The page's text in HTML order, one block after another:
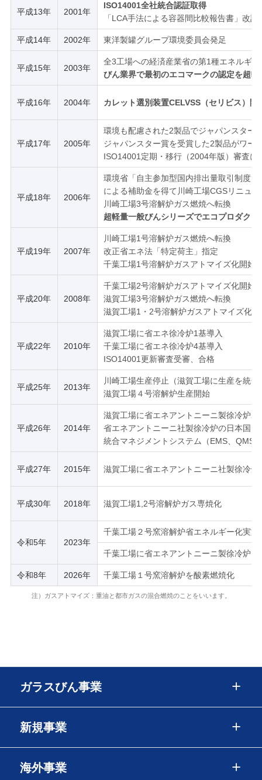
平成13年 2001年
ISO14001全社統合認証取得
「LCA手法による容器間比較報告書」改
平成14年 2002年 東洋製罐グループ環境委員会発足
平成15年 2003年
全3工場への経済産業省の第1種エネルギ
びん業界で最初のエコマークの認定を超
平成16年 2004年 カレット選別装置CELVSS（セリビス）開
平成17年 2005年
環境も配慮された2製品でジャパンスター
ジャパンスター賞を受賞した2製品がワー
ISO14001定期・移行（2004年版）審査に
平成18年 2006年
環境省「自主参加型国内排出量取引制度」
による補助金を得て川崎工場CGSリニュ
川崎工場3号溶解炉ガス燃焼へ転換
超軽量一般びんシリーズでエコプロダク
平成19年 2007年
川崎工場1号溶解炉ガス燃焼へ転換
改正省エネ法「特定荷主」指定
千葉工場1号溶解炉ガスアトマイズ化開始
平成20年 2008年
千葉工場2号溶解炉ガスアトマイズ化開始
滋賀工場3号溶解炉ガス燃焼へ転換
滋賀工場1・2号溶解炉ガスアトマイズ化開
平成22年 2010年
滋賀工場に省エネ徐冷炉1基導入
千葉工場に省エネ徐冷炉4基導入
ISO14001更新審査受審、合格
平成25年 2013年
川崎工場生産停止（滋賀工場に生産を統合
滋賀工場４号溶解炉生産開始
平成26年 2014年
滋賀工場に省エネアントニーニ製徐冷炉2
省エネアントニーニ社製徐冷炉の日本国
統合マネジメントシステム（EMS、QMS
平成27年 2015年 滋賀工場に省エネアントニーニ社製徐冷炉
平成30年 2018年 滋賀工場1,2号溶解炉ガス専焼化
令和5年 2023年
千葉工場２号窯溶解炉省エネルギー化実施
千葉工場に省エネアントニーニ製徐冷炉２
令和8年 2026年 千葉工場１号窯溶解炉を酸素燃焼化
注）ガスアトマイズ：重油と都市ガスの混合燃焼のことをいいます。
ガラスびん事業
新規事業
海外事業